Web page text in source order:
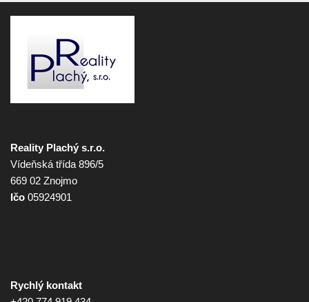
Reality Plachý s.r.o.
Vídeňská třída 896/5
669 02 Znojmo
Ičo 05924901
Rychlý kontakt